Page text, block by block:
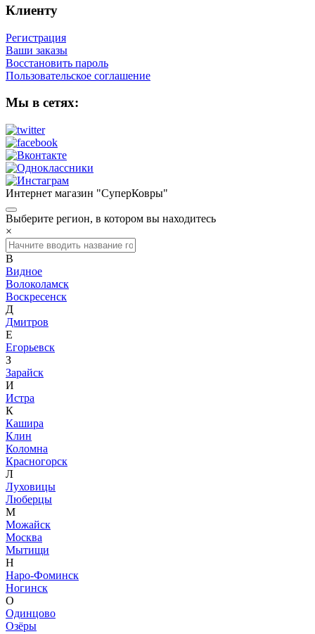
Клиенту
Регистрация
Ваши заказы
Восстановить пароль
Пользовательское соглашение
Мы в сетях:
Интернет магазин "СуперКовры"
Выберите регион, в котором вы находитесь
×
В
Видное
Волоколамск
Воскресенск
Д
Дмитров
Е
Егорьевск
З
Зарайск
И
Истра
К
Кашира
Клин
Коломна
Красногорск
Л
Луховицы
Люберцы
М
Можайск
Москва
Мытищи
Н
Наро-Фоминск
Ногинск
О
Одинцово
Озёры